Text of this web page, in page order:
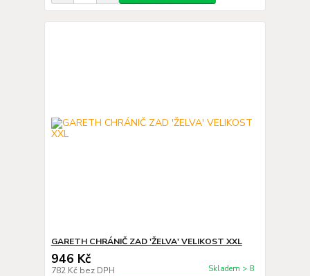
GARETH CHRÁNIČ ZAD 'ŽELVA' VELIKOST XXL
946 Kč
782 Kč bez DPH Skladem > 8